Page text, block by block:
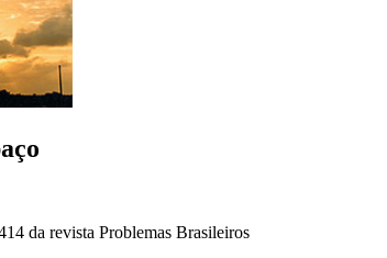
da revista Problemas Brasileiros